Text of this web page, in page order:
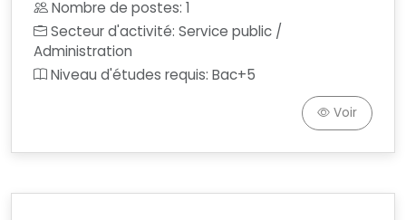
Nombre de postes: 1
Secteur d'activité: Service public /
Administration
Niveau d'études requis: Bac+5
Voir